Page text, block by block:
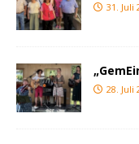
31. Juli
28. Juli